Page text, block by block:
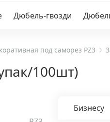
Дюбель-гвозди
под саморез PZ3
100шт)
Бизнесу